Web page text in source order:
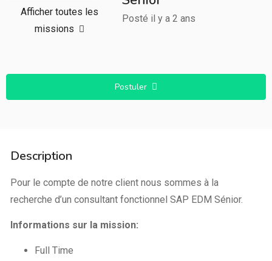
Afficher toutes les
missions
Posté il y a 2 ans
Postuler
Description
Pour le compte de notre client nous sommes à la
recherche d’un consultant fonctionnel SAP EDM Sénior.
Informations sur la mission:
Full Time